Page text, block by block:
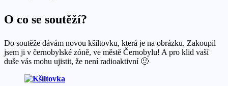
O co se soutěží?
Do soutěže dávám novou kšiltovku, která je na obrázku. Zakoupil
jsem ji v černobylské zóně, ve městě Černobylu! A pro klid vaší
duše vás mohu ujistit, že není radioaktivní 🙂